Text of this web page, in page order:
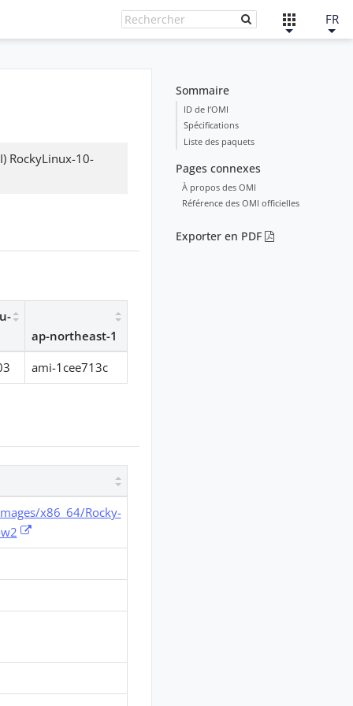
FR
Sommaire
ID de l’OMI
Spécifications
Liste des paquets
Pages connexes
À propos des OMI
Référence des OMI officielles
Exporter en PDF
RockyLinux-10-
ap-northeast-1
ami-1cee713c
x86_64/Rocky-